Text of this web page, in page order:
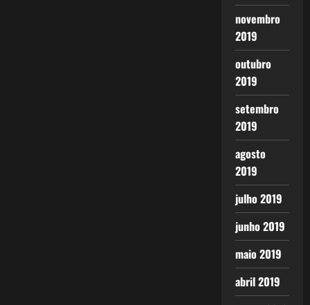
novembro
2019
outubro
2019
setembro
2019
agosto
2019
julho 2019
junho 2019
maio 2019
abril 2019